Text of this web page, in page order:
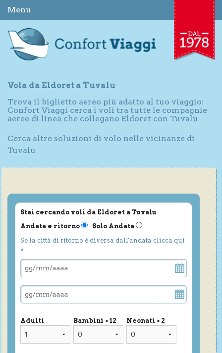
Menu
Vola da Eldoret a Tuvalu
Trova il biglietto aereo più adatto al tuo viaggio:
Confort Viaggi cerca i voli tra tutte le compagnie
aeree di linea che collegano Eldoret con Tuvalu
Cerca altre soluzioni di volo nelle vicinanze di
Tuvalu
Stai cercando voli da Eldoret a Tuvalu
Andata e ritorno
Solo Andata
Se la città di ritorno è diversa dall'andata clicca qui
»
Adulti Bambini < 12 Neonati < 2